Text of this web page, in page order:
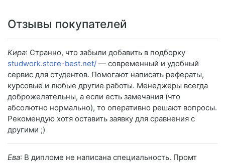
Отзывы покупателей
Кира: Странно, что забыли добавить в подборку
studwork.store-best.net/ — современный и удобный
сервис для студентов. Помогают написать рефераты,
курсовые и любые другие работы. Менеджеры всегда
доброжелательны, а если есть замечания (что
абсолютно нормально), то оперативно решают вопросы.
Рекомендую хотя оставить заявку для сравнения с
другими ;)
Ева: В дипломе не написана специальность. Промт